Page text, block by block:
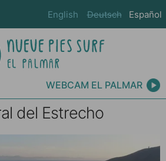
English Deutsch Español
WEBCAM EL PALMAR
del Estrecho